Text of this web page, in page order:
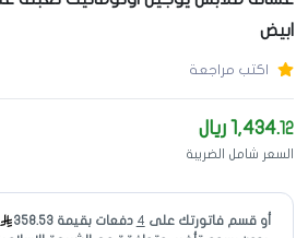
ابيض
اكتب مراجعة
1,434.12 ريال
السعر شامل الضريبة